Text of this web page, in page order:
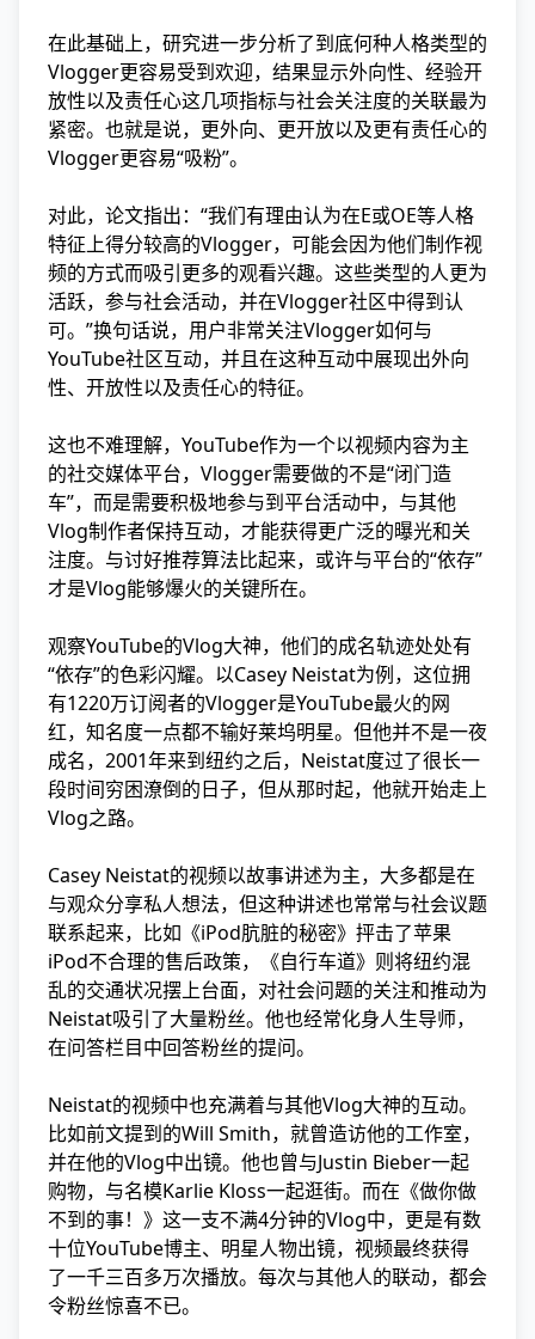
在此基础上，研究进一步分析了到底何种人格类型的
Vlogger更容易受到欢迎，结果显示外向性、经验开
放性以及责任心这几项指标与社会关注度的关联最为
紧密。也就是说，更外向、更开放以及更有责任心的
Vlogger更容易“吸粉”。
对此，论文指出：“我们有理由认为在E或OE等人格
特征上得分较高的Vlogger，可能会因为他们制作视
频的方式而吸引更多的观看兴趣。这些类型的人更为
活跃，参与社会活动，并在Vlogger社区中得到认
可。”换句话说，用户非常关注Vlogger如何与
YouTube社区互动，并且在这种互动中展现出外向
性、开放性以及责任心的特征。
这也不难理解，YouTube作为一个以视频内容为主
的社交媒体平台，Vlogger需要做的不是“闭门造
车”，而是需要积极地参与到平台活动中，与其他
Vlog制作者保持互动，才能获得更广泛的曝光和关
注度。与讨好推荐算法比起来，或许与平台的“依存”
才是Vlog能够爆火的关键所在。
观察YouTube的Vlog大神，他们的成名轨迹处处有
“依存”的色彩闪耀。以Casey Neistat为例，这位拥
有1220万订阅者的Vlogger是YouTube最火的网
红，知名度一点都不输好莱坞明星。但他并不是一夜
成名，2001年来到纽约之后，Neistat度过了很长一
段时间穷困潦倒的日子，但从那时起，他就开始走上
Vlog之路。
Casey Neistat的视频以故事讲述为主，大多都是在
与观众分享私人想法，但这种讲述也常常与社会议题
联系起来，比如《iPod肮脏的秘密》抨击了苹果
iPod不合理的售后政策，《自行车道》则将纽约混
乱的交通状况摆上台面，对社会问题的关注和推动为
Neistat吸引了大量粉丝。他也经常化身人生导师，
在问答栏目中回答粉丝的提问。
Neistat的视频中也充满着与其他Vlog大神的互动。
比如前文提到的Will Smith，就曾造访他的工作室，
并在他的Vlog中出镜。他也曾与Justin Bieber一起
购物，与名模Karlie Kloss一起逛街。而在《做你做
不到的事！》这一支不满4分钟的Vlog中，更是有数
十位YouTube博主、明星人物出镜，视频最终获得
了一千三百多万次播放。每次与其他人的联动，都会
令粉丝惊喜不已。